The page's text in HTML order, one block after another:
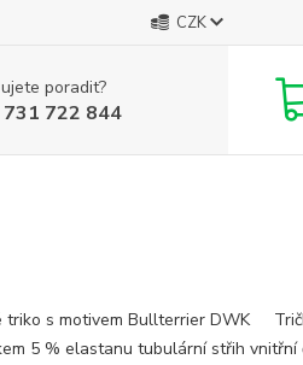
CZK
poradit?
722 844
triko s motivem Bullterrier DWK
5 % elastanu tubulární střih vnitřní